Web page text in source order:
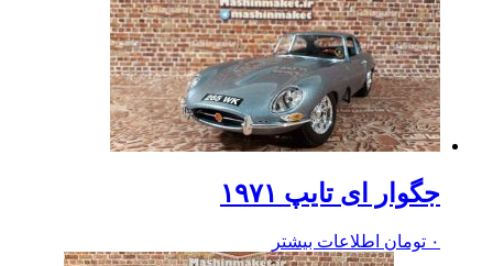
جگوار ای تایپ ۱۹۷۱
۰ تومان اطلاعات بیشتر